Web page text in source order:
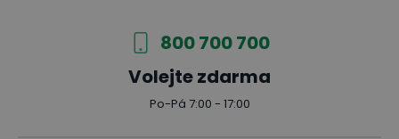
800 700 700
Volejte zdarma
Po-Pá 7:00 - 17:00